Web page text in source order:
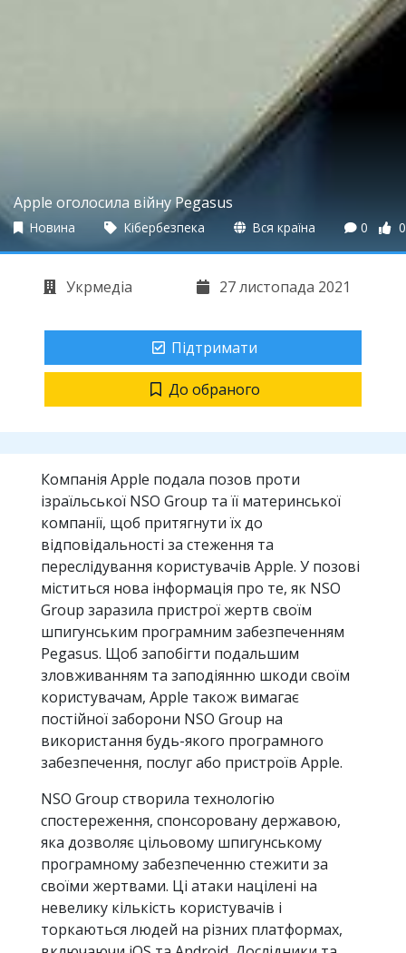
Apple оголосила війну Pegasus
Новина Кібербезпека Вся країна 0 0
Укрмедіа 27 листопада 2021
Підтримати
До обраного
Компанія Apple подала позов проти
ізраїльської NSO Group та її материнської
компанії, щоб притягнути їх до
відповідальності за стеження та
переслідування користувачів Apple. У позові
міститься нова інформація про те, як NSO
Group заразила пристрої жертв своїм
шпигунським програмним забезпеченням
Pegasus. Щоб запобігти подальшим
зловживанням та заподіянню шкоди своїм
користувачам, Apple також вимагає
постійної заборони NSO Group на
використання будь-якого програмного
забезпечення, послуг або пристроїв Apple.
NSO Group створила технологію
спостереження, спонсоровану державою,
яка дозволяє цільовому шпигунському
програмному забезпеченню стежити за
своїми жертвами. Ці атаки націлені на
невелику кількість користувачів і
торкаються людей на різних платформах,